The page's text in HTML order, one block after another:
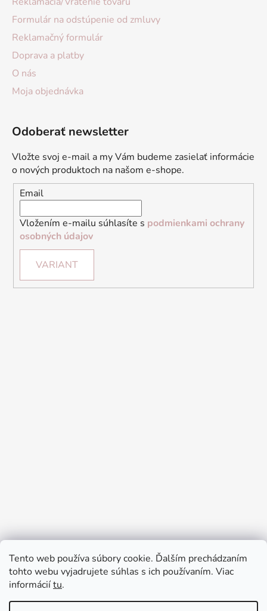
Tento web používa súbory cookie. Ďalším prechádzaním
tohto webu vyjadrujete súhlas s ich používaním. Viac
informáciítu.
Formulár na odstúpenie od zmluvy
Reklamačný formulár
Doprava a platby
O nás
Moja objednávka
Odoberať newsletter
Vložte svoj e-mail a my Vám budeme zasielať informácie
o nových produktoch na našom e-shope.
Email
Vložením e-mailu súhlasíte s podmienkami ochrany
osobných údajov
VARIANT
Prijímame online platby